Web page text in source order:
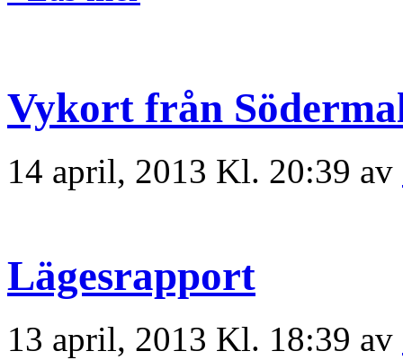
Vykort från
14 april, 2013 Kl. 20:39 av
Lägesrapport
13 april, 2013 Kl. 18:39 av